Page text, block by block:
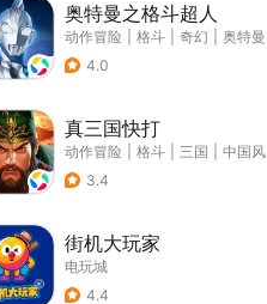
奥特曼之格斗超人
动作冒险 格斗 奇幻
奥特曼
4.0
真三国快打
动作冒险 格斗 三国
中国风
3.4
街机大玩家
电玩城
4.4